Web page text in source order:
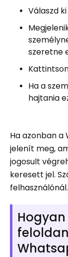
Válaszd ki
szeretne
Ha a
hajtania
Ha azonban
jelenít meg,
jogosult
keresett jel.
felhasználónál.